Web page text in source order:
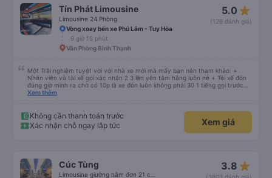
Tín Phát Limousine
Limousine 24 Phòng
5.0 star_rate
(126 đánh giá)
Vòng xoay bến xe Phú Lâm - Tuy Hòa
9 giờ 15 phút
Văn Phòng Bình Thạnh
Một Trãi nghiệm tuyệt vời với nhà xe mới mà mấy bạn nên tham khảo: +
Nhân viên và tài xế gọi xác nhận 2 3 lần yên tâm hẵng luôn nè + Tài xế đón
đúng giờ mình ra chờ có 10p là xe đón luôn không phải 30 1 tiếng gọi trước
đợi cực + Xe mới, xịn, thơm và Đặt biệt là cực kỳ ưng mền gối trên xe luôn
trên không bị vướng chân như các xe khác mình từng đi + Tài xế lơ xe nhiệt
tình hỗ trợ hỏi đón trả cực bao nhiệt tình nhẹ nhàn luôn nha + Trên xe còn
có bánh nước, khăn lạnh. Tới trạm tài xế còn tinh ý chuẩn bị thêm khăn lạnh
Xem thêm
Không cần thanh toán trước
Xác nhận chỗ ngay lập tức
Xem giá
Cúc Tùng 3.8 star_rate